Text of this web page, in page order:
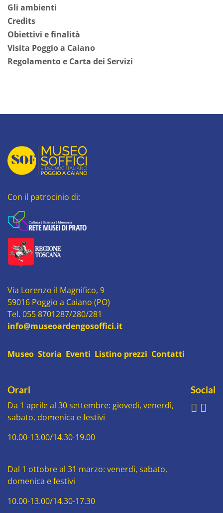
Gli ambienti
Credits
Obiettivi e finalità
Visita Poggio a Caiano
Regolamento e Carta dei Servizi
Con il patrocinio di:
Via Lorenzo il Magnifico, 9
59016 Poggio a Caiano (PO)
Tel. 055 8701287/280/281
info@museoardengosoffici.it
Museo Storia Eventi Listino prezzi Contatti
Orari
Da 1 aprile al 30 settembre: giovedì, venerdì,
sabato, domenica e festivi
10.00-13.00/14.30-19.00
Dal 1 ottobre al 31 marzo: venerdì, sabato,
domenica e festivi
10.00-13.00/14.30-17.30
Social